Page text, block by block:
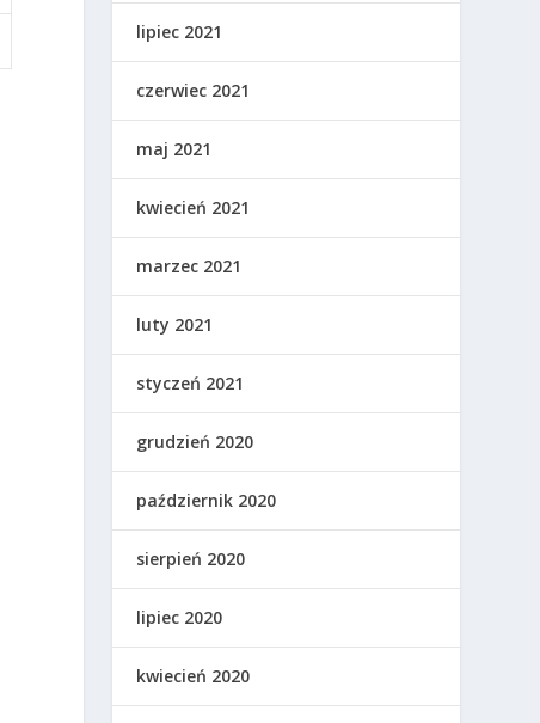
lipiec 2021
czerwiec 2021
maj 2021
kwiecień 2021
marzec 2021
luty 2021
styczeń 2021
grudzień 2020
październik 2020
sierpień 2020
lipiec 2020
kwiecień 2020